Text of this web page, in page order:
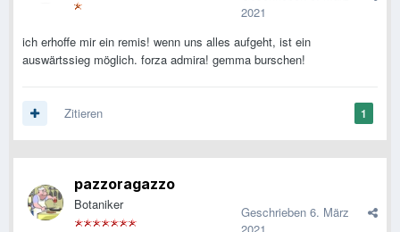
2021
ich erhoffe mir ein remis! wenn uns alles aufgeht, ist ein
auswärtssieg möglich. forza admira! gemma burschen!
1
Zitieren
pazzoragazzo
Botaniker Geschrieben 6. März